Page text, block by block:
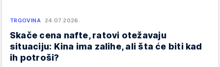
TRGOVINA 24.07.2026.
Skače cena nafte, ratovi otežavaju
situaciju: Kina ima zalihe, ali šta će biti kad
ih potroši?